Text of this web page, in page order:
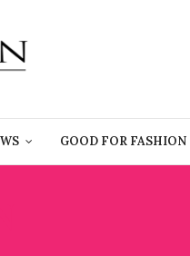
GOOD FOR FASHION